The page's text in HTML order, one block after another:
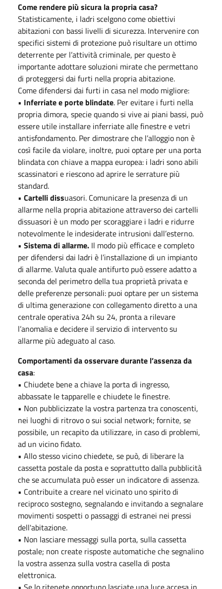
Come rendere più sicura la propria casa?
Statisticamente, i ladri scelgono come obiettivi
abitazioni con bassi livelli di sicurezza. Intervenire con
specifici sistemi di protezione può risultare un ottimo
deterrente per l’attività criminale, per questo è
importante adottare soluzioni mirate che permettano
di proteggersi dai furti nella propria abitazione.
Come difendersi dai furti in casa nel modo migliore:
• Inferriate e porte blindate. Per evitare i furti nella
propria dimora, specie quando si vive ai piani bassi, può
essere utile installare inferriate alle finestre e vetri
antisfondamento. Per dimostrare che l’alloggio non è
così facile da violare, inoltre, puoi optare per una porta
blindata con chiave a mappa europea: i ladri sono abili
scassinatori e riescono ad aprire le serrature più
standard.
• Cartelli dissuasori. Comunicare la presenza di un
allarme nella propria abitazione attraverso dei cartelli
dissuasori è un modo per scoraggiare i ladri e ridurre
notevolmente le indesiderate intrusioni dall’esterno.
• Sistema di allarme. Il modo più efficace e completo
per difendersi dai ladri è l’installazione di un impianto
di allarme. Valuta quale antifurto può essere adatto a
seconda del perimetro della tua proprietà privata e
delle preferenze personali: puoi optare per un sistema
di ultima generazione con collegamento diretto a una
centrale operativa 24h su 24, pronta a rilevare
l’anomalia e decidere il servizio di intervento su
allarme più adeguato al caso.
Comportamenti da osservare durante l’assenza da
casa:
• Chiudete bene a chiave la porta di ingresso,
abbassate le tapparelle e chiudete le finestre.
• Non pubblicizzate la vostra partenza tra conoscenti,
nei luoghi di ritrovo o sui social network; fornite, se
possibile, un recapito da utilizzare, in caso di problemi,
ad un vicino fidato.
• Allo stesso vicino chiedete, se può, di liberare la
cassetta postale da posta e soprattutto dalla pubblicità
che se accumulata può esser un indicatore di assenza.
• Contribuite a creare nel vicinato uno spirito di
reciproco sostegno, segnalando e invitando a segnalare
movimenti sospetti o passaggi di estranei nei pressi
dell'abitazione.
• Non lasciare messaggi sulla porta, sulla cassetta
postale; non create risposte automatiche che segnalino
la vostra assenza sulla vostra casella di posta
elettronica.